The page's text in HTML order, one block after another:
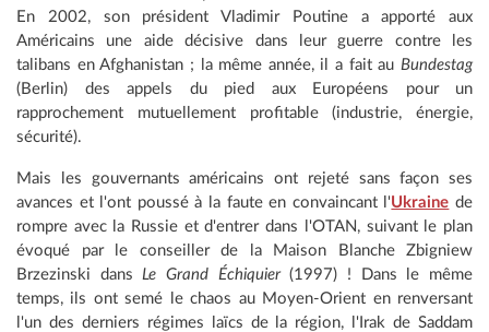
En 2002, son président Vladimir Poutine a apporté aux
Américains une aide décisive dans leur guerre contre les
talibans en Afghanistan ; la même année, il a fait au Bundestag
(Berlin) des appels du pied aux Européens pour un
rapprochement mutuellement profitable (industrie, énergie,
sécurité).
Mais les gouvernants américains ont rejeté sans façon ses
avances et l'ont poussé à la faute en convaincant l'Ukraine de
rompre avec la Russie et d'entrer dans l'OTAN, suivant le plan
évoqué par le conseiller de la Maison Blanche Zbigniew
Brzezinski dans Le Grand Échiquier(1997) ! Dans le même
temps, ils ont semé le chaos au Moyen-Orient en renversant
l'un des derniers régimes laïcs de la région, l'Irak de Saddam